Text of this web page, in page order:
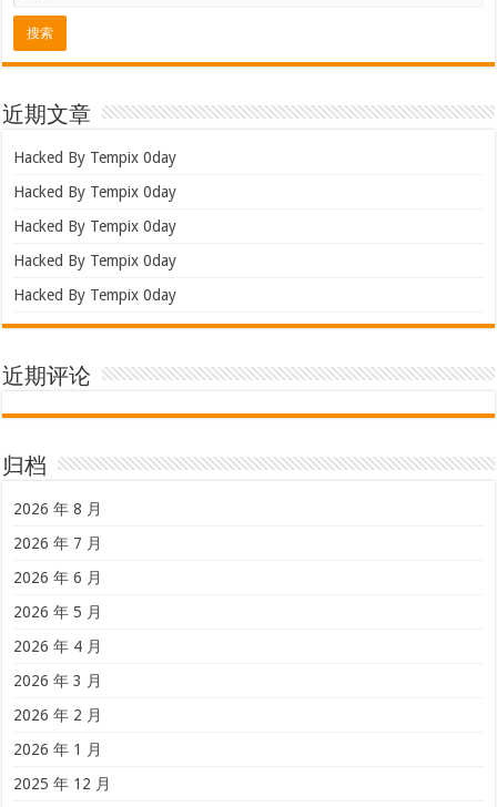
近期文章
Hacked By Tempix 0day
Hacked By Tempix 0day
Hacked By Tempix 0day
Hacked By Tempix 0day
Hacked By Tempix 0day
近期评论
归档
2026 年 8 月
2026 年 7 月
2026 年 6 月
2026 年 5 月
2026 年 4 月
2026 年 3 月
2026 年 2 月
2026 年 1 月
2025 年 12 月